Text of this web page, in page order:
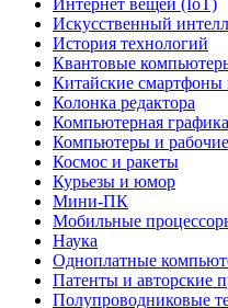
Интернет вещей (IoT)
Искусственный
История технологий
Квантовые
Китайские
Колонка редактора
Компьютерная графика
Компьютеры и
Космос и ракеты
Курьезы и юмор
Мини-ПК
Мобильные
Наука
Одноплатные
Патенты и авторские
Полупроводниковые